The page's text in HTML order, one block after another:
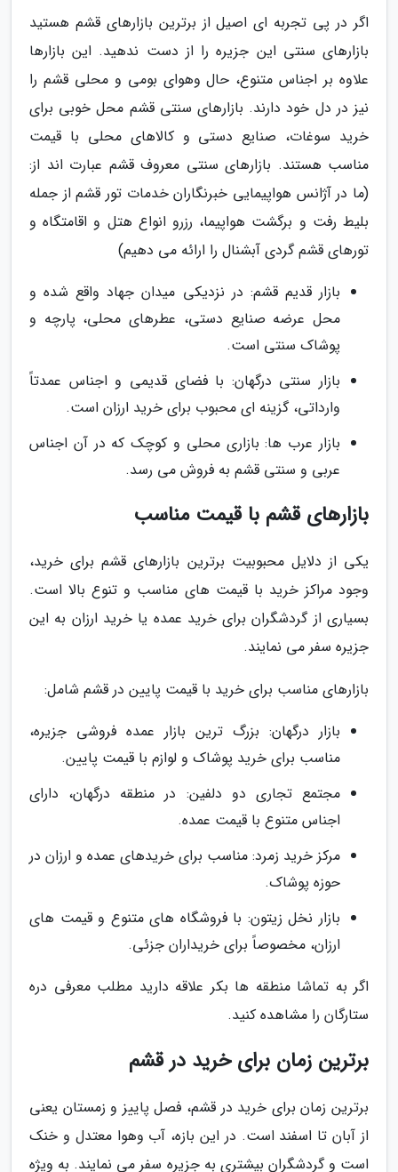
اگر در پی تجربه ای اصیل از برترین بازارهای قشم هستید
بازارهای سنتی این جزیره را از دست ندهید. این بازارها
علاوه بر اجناس متنوع، حال وهوای بومی و محلی قشم را
نیز در دل خود دارند. بازارهای سنتی قشم محل خوبی برای
خرید سوغات، صنایع دستی و کالاهای محلی با قیمت
مناسب هستند. بازارهای سنتی معروف قشم عبارت اند از:
(ما در آژانس هواپیمایی خبرنگاران خدمات تور قشم از جمله
بلیط رفت و برگشت هواپیما، رزرو انواع هتل و اقامتگاه و
تورهای قشم گردی آبشنال را ارائه می دهیم)
بازار قدیم قشم: در نزدیکی میدان جهاد واقع شده و
محل عرضه صنایع دستی، عطرهای محلی، پارچه و
پوشاک سنتی است.
بازار سنتی درگهان: با فضای قدیمی و اجناس عمدتاً
وارداتی، گزینه ای محبوب برای خرید ارزان است.
بازار عرب ها: بازاری محلی و کوچک که در آن اجناس
عربی و سنتی قشم به فروش می رسد.
بازارهای قشم با قیمت مناسب
یکی از دلایل محبوبیت برترین بازارهای قشم برای خرید،
وجود مراکز خرید با قیمت های مناسب و تنوع بالا است.
بسیاری از گردشگران برای خرید عمده یا خرید ارزان به این
جزیره سفر می نمایند.
بازارهای مناسب برای خرید با قیمت پایین در قشم شامل:
بازار درگهان: بزرگ ترین بازار عمده فروشی جزیره،
مناسب برای خرید پوشاک و لوازم با قیمت پایین.
مجتمع تجاری دو دلفین: در منطقه درگهان، دارای
اجناس متنوع با قیمت عمده.
مرکز خرید زمرد: مناسب برای خریدهای عمده و ارزان در
حوزه پوشاک.
بازار نخل زیتون: با فروشگاه های متنوع و قیمت های
ارزان، مخصوصاً برای خریداران جزئی.
اگر به تماشا منطقه ها بکر علاقه دارید مطلب معرفی دره
ستارگان را مشاهده کنید.
برترین زمان برای خرید در قشم
برترین زمان برای خرید در قشم، فصل پاییز و زمستان یعنی
از آبان تا اسفند است. در این بازه، آب وهوا معتدل و خنک
است و گردشگران بیشتری به جزیره سفر می نمایند. به ویژه